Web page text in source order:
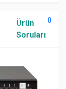
Ürün
Soruları
0